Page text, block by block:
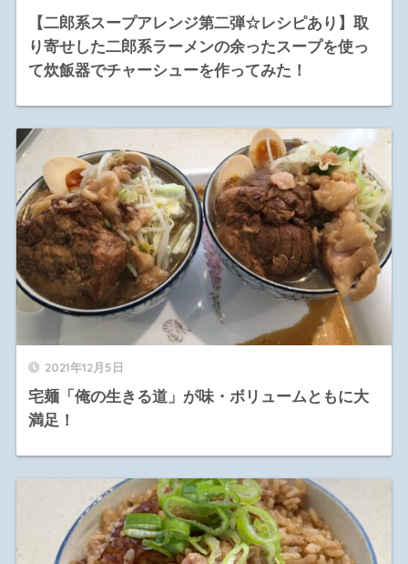
【二郎系スープアレンジ第二弾☆レシピあり】取
り寄せした二郎系ラーメンの余ったスープを使っ
て炊飯器でチャーシューを作ってみた！
2021年12月5日
宅麺「俺の生きる道」が味・ボリュームともに大
満足！